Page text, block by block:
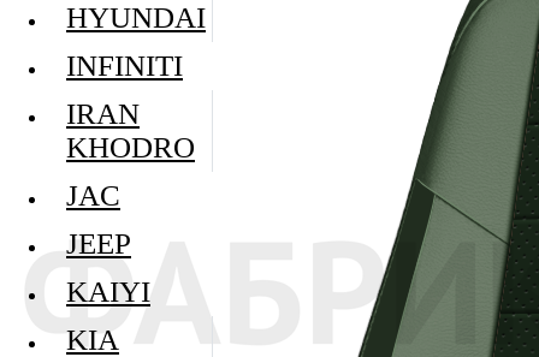
HYUNDAI
INFINITI
IRAN
KHODRO
JAC
JEEP
KAIYI
KIA